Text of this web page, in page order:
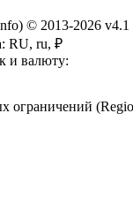
© 2013-2026 v4.1
RU, ru, ₽
и валюту:
ограничений